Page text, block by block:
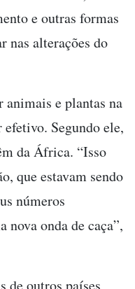
e outras formas
nas alterações do
e plantas na
efetivo. Segundo ele,
da África. “Isso
que estavam sendo
números
nova onda de caça”,